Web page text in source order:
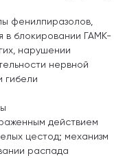
фенилпиразолов,
в блокировании ГАМК-
нарушении
нервной
гибели
действием
цестод; механизм
распада